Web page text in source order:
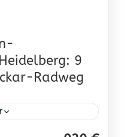
9
Radweg